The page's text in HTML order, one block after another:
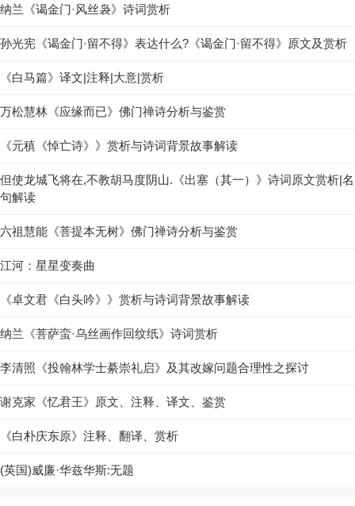
纳兰《谒金门·风丝袅》诗词赏析
孙光宪《谒金门·留不得》表达什么?《谒金门·留不得》原文及赏析
《白马篇》译文|注释|大意|赏析
万松慧林《应缘而已》佛门禅诗分析与鉴赏
《元稹《悼亡诗》》赏析与诗词背景故事解读
但使龙城飞将在,不教胡马度阴山.《出塞（其一）》诗词原文赏析|名
句解读
六祖慧能《菩提本无树》佛门禅诗分析与鉴赏
江河：星星变奏曲
《卓文君《白头吟》》赏析与诗词背景故事解读
纳兰《菩萨蛮·乌丝画作回纹纸》诗词赏析
李清照《投翰林学士綦崇礼启》及其改嫁问题合理性之探讨
谢克家《忆君王》原文、注释、译文、鉴赏
《白朴庆东原》注释、翻译、赏析
(英国)威廉·华兹华斯:无题